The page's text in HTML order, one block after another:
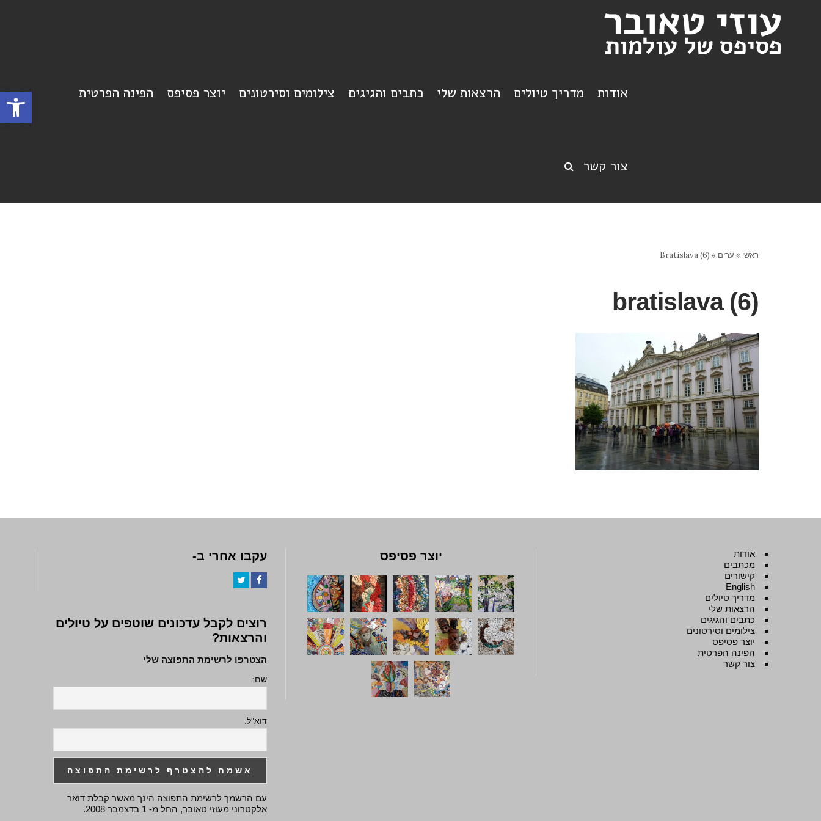
פתח אודות מדריך טיולים הרצאות שלי כתבים והגיגים צילומים וסירטונים יוצר פסיפס הפינה הפרטית
צור קשר
ראשי » ערים »
Bratislava (6)
bratislava (6)
אודות
מכתבים
קישורים
English
מדריך טיולים
הרצאות שלי
כתבים והגיגים
צילומים וסירטונים
יוצר פסיפס
הפינה הפרטית
צור קשר
יוצר פסיפס עקבו אחרי ב-
רוצים לקבל עדכונים שוטפים על טיולים
והרצאות?
הצטרפו לרשימת התפוצה שלי
שם:
דוא"ל:
עם הרשמך לרשימת התפוצה הינך מאשר קבלת דואר
אלקטרוני מעוזי טאובר, החל מ- 1 בדצמבר 2008.